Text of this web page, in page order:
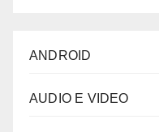
ANDROID
AUDIO E VIDEO